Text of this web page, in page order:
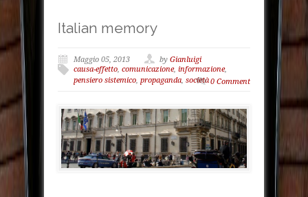
Italian memory
Maggio 05, 2013 by Gianluigi
causa-effetto, comunicazione, informazione,
pensiero sistemico, propaganda, società0 Comment